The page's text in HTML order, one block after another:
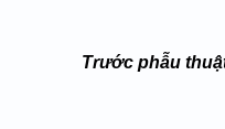
Trước phẫu